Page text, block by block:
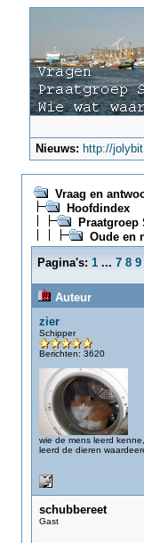
Nieuws: http://
Vraag en
Hoofdindex
Praatgroep
Oude en
Pagina's: 1 ... 7 8 9
Auteur
zier
Schipper
Berichten: 3620
wie de mens leerd kenne,
leerd de dieren
schubbereet
Gast